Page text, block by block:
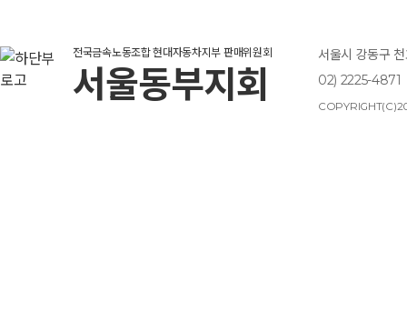
전국금속노동조합 현대자동차지부 판매위원회
서울동부지회
서울시 강동구
02) 2225-4871